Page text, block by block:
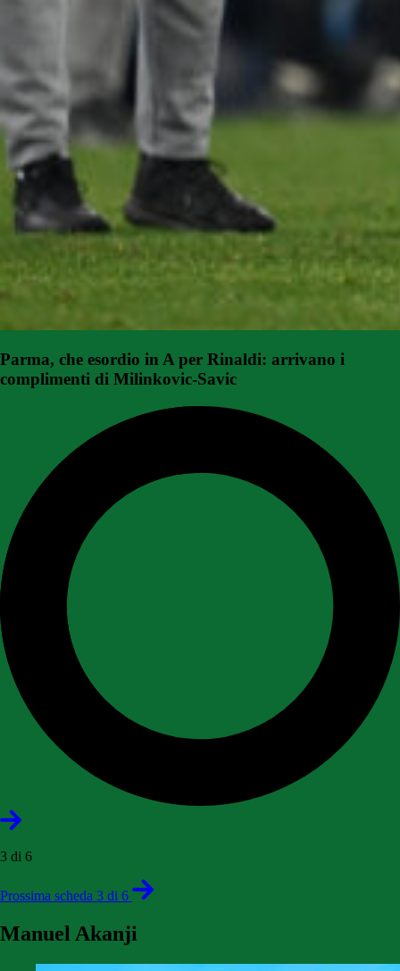
Parma, che esordio in A per Rinaldi: arrivano i
complimenti di Milinkovic-Savic
3 di 6
Prossima scheda 3 di 6
Manuel Akanji